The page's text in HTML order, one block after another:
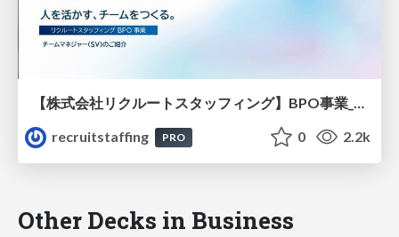
【株式会社リクルートスタッフィング】BPO事業_チームマネジャー（SV）の紹介
recruitstaffing
PRO 0 2.2k
Other Decks in Business